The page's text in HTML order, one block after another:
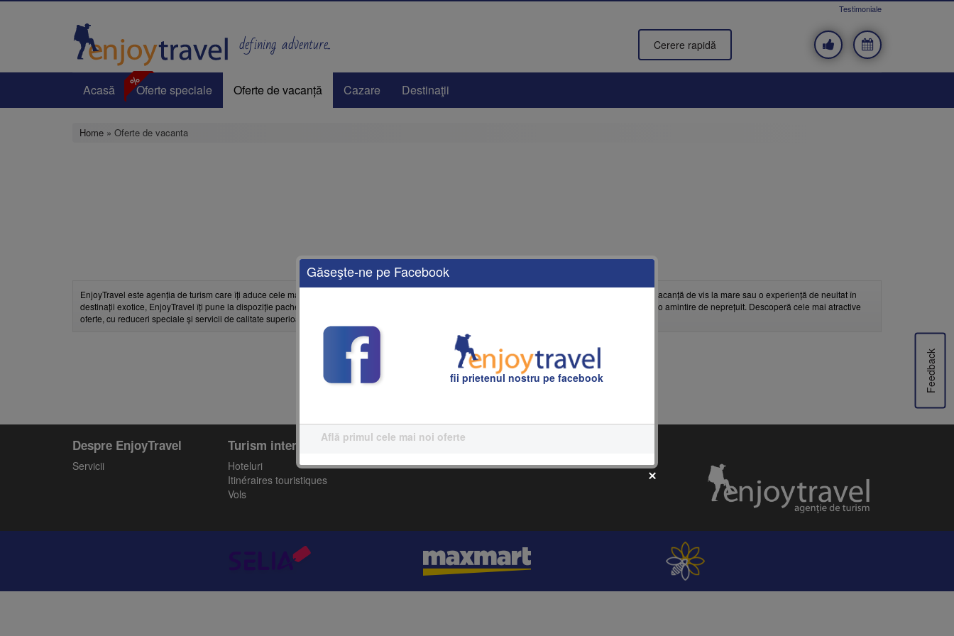
Testimoniale
defining adventure.. Cerere rapidă
Acasă
%
Oferte speciale Oferte de vacanță Cazare Destinaţii
Home » Oferte de vacanta
EnjoyTravel este agenția de turism care îți aduce cele mai bune oferte de vacanță, adaptate nevoilor tale. Fie că îți dorești o escapadă de weekend, o vacanță de vis la mare sau o experiență de neuitat în
destinații exotice, EnjoyTravel îți pune la dispoziție pachete personalizate, cu opțiuni de transport, cazare și activități care îți vor transforma vacanța într-o amintire de neprețuit. Descoperă cele mai atractive
oferte, cu reduceri speciale și servicii de calitate superioară, toate planificate cu grijă de echipa noastră de experți în turism.
Despre EnjoyTravel
Servicii
Turism intern
Hoteluri
Itinéraires touristiques
Vols
Feedback
Găseşte-ne pe Facebook
fii prietenul nostru pe facebook
Află primul cele mai noi oferte